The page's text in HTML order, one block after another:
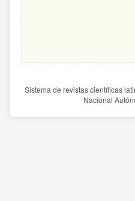
Sistema de revistas científicas
Nacional